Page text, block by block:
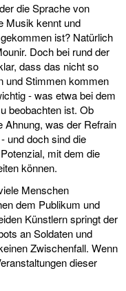
die Sprache von
Musik kennt und
ist? Natürlich
Doch bei rund der
dass das nicht so
und Stimmen kommen
- was etwa bei dem
beobachten ist. Ob
Ahnung, was der Refrain
und doch sind die
mit dem die
können.
Menschen
dem Publikum und
Künstlern springt der
an Soldaten und
Zwischenfall. Wenn
dieser